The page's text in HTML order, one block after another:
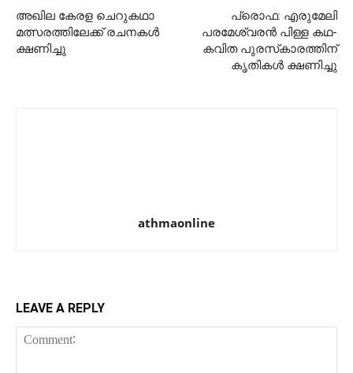
അഖില കേരള ചെറുകഥാ
മത്സരത്തിലേക്ക് രചനകള്‍
ക്ഷണിച്ചു
പ്രൊഫ: എരുമേലി
പരമേശ്വരന്‍ പിള്ള കഥ-
കവിത പുരസ്‌കാരത്തിന്
കൃതികള്‍ ക്ഷണിച്ചു
athmaonline
LEAVE A REPLY